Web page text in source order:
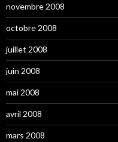
novembre 2008
octobre 2008
juillet 2008
juin 2008
mai 2008
avril 2008
mars 2008